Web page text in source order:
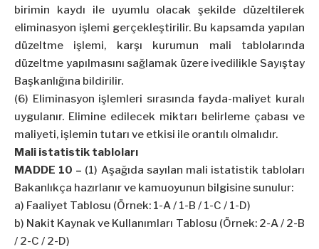
birimin kaydı ile uyumlu olacak şekilde düzeltilerek
eliminasyon işlemi gerçekleştirilir. Bu kapsamda yapılan
düzeltme işlemi, karşı kurumun mali tablolarında
düzeltme yapılmasını sağlamak üzere ivedilikle Sayıştay
Başkanlığına bildirilir.
(6) Eliminasyon işlemleri sırasında fayda-maliyet kuralı
uygulanır. Elimine edilecek miktarı belirleme çabası ve
maliyeti, işlemin tutarı ve etkisi ile orantılı olmalıdır.
Mali istatistik tabloları
MADDE 10 – (1) Aşağıda sayılan mali istatistik tabloları
Bakanlıkça hazırlanır ve kamuoyunun bilgisine sunulur:
a) Faaliyet Tablosu (Örnek: 1-A / 1-B / 1-C / 1-D)
b) Nakit Kaynak ve Kullanımları Tablosu (Örnek: 2-A / 2-B
/ 2-C / 2-D)